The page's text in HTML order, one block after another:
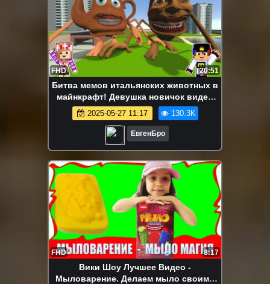
FHD 20:51
Битва мемов итальянских животных в
майнкрафт! Девушка новичок видео
minecraft
2025-05-27 11:17 130.3K
ЕвгенБро
FHD 8:17
Вики Шоу Лучшее Видео -
Мыловарение. Делаем мыло своими